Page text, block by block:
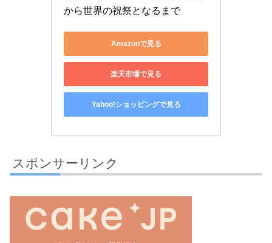
から世界の祝祭となるまで
Amazonで見る
楽天市場で見る
Yahoo!ショッピングで見る
スポンサーリンク